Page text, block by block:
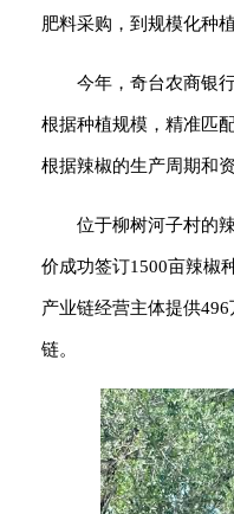
肥料采购，到规模化种
今年，奇台农商银
根据种植规模，精准匹
根据辣椒的生产周期和
位于柳树河子村的
价成功签订1500亩辣椒
产业链经营主体提供
链。